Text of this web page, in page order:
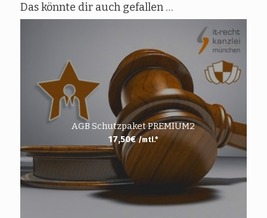
Das könnte dir auch gefallen …
AGB Schutzpaket PREMIUM2
17,50€ /mtl.*